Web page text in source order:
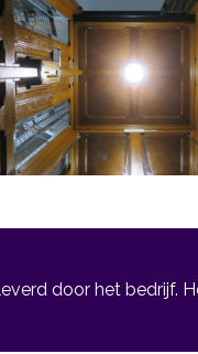
door het bedrijf.